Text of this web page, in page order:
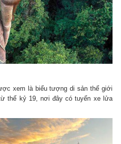
xem là biểu tượng di sản thế giới
thế kỷ 19, nơi đây có tuyến xe lửa